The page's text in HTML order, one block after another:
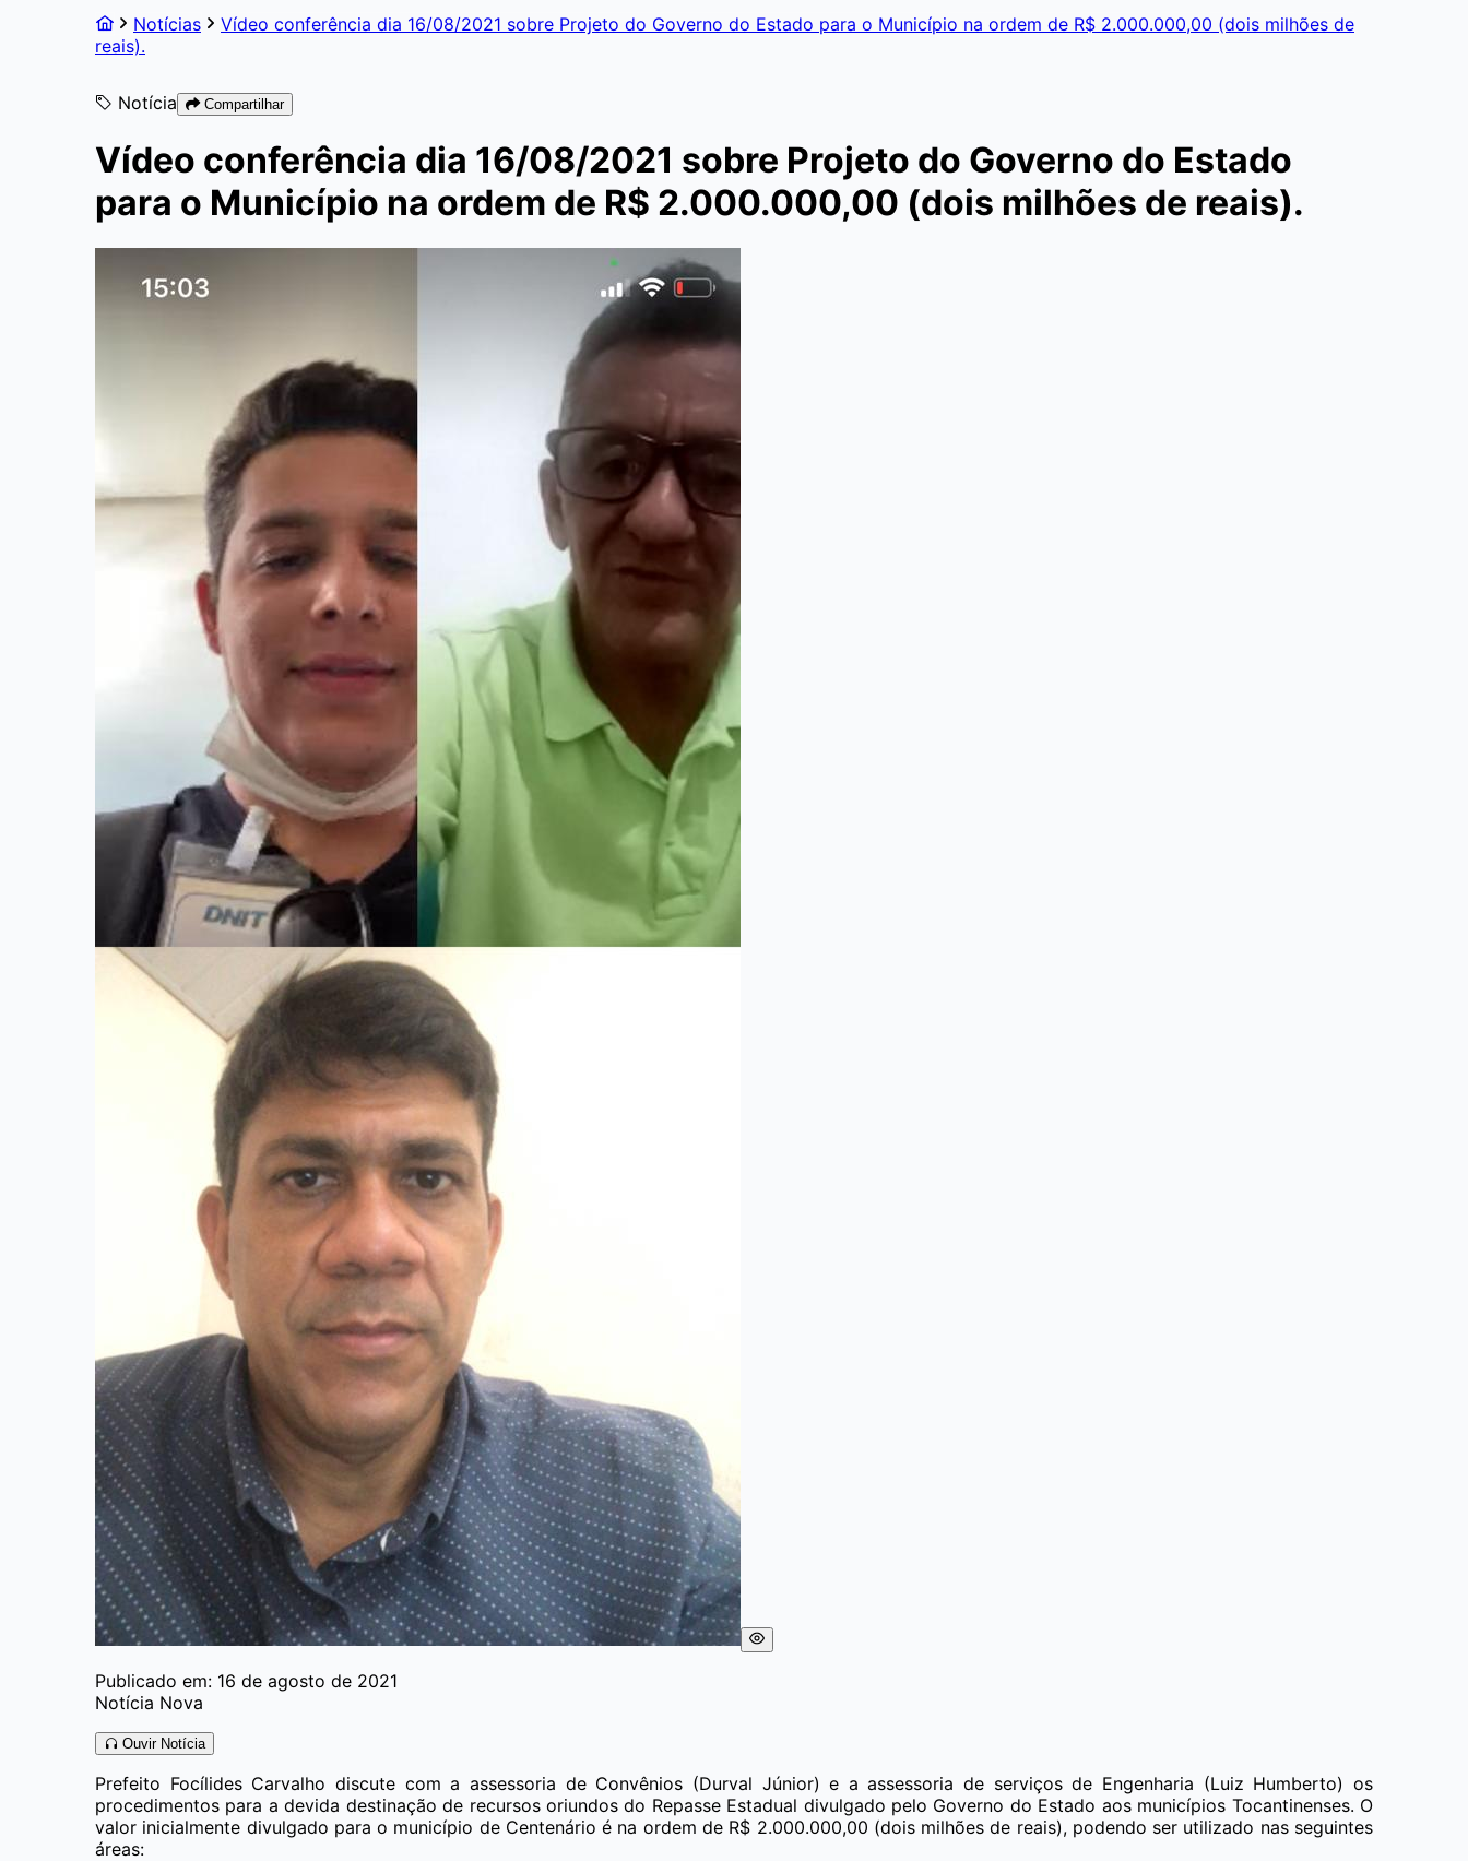
Notícias
Vídeo conferência dia 16/08/2021 sobre Projeto do Governo do Estado para o Município na ordem de R$ 2.000.000,00 (dois milhões de
reais).
Notícia Compartilhar
Vídeo conferência dia 16/08/2021 sobre Projeto do Governo do Estado
para o Município na ordem de R$ 2.000.000,00 (dois milhões de reais).
Publicado em: 16 de agosto de 2021
Notícia Nova
Ouvir Notícia
Prefeito Focílides Carvalho discute com a assessoria de Convênios (Durval Júnior) e a assessoria de serviços de Engenharia (Luiz Humberto) os
procedimentos para a devida destinação de recursos oriundos do Repasse Estadual divulgado pelo Governo do Estado aos municípios Tocantinenses. O
valor inicialmente divulgado para o município de Centenário é na ordem de R$ 2.000.000,00 (dois milhões de reais), podendo ser utilizado nas seguintes
áreas: